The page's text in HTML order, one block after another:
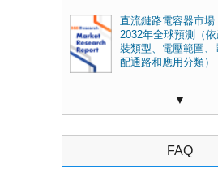
直流鏈路電容器市場
2032年全球預測（
裝類型、電壓範圍、
配通路和應用分類）
▼
FAQ